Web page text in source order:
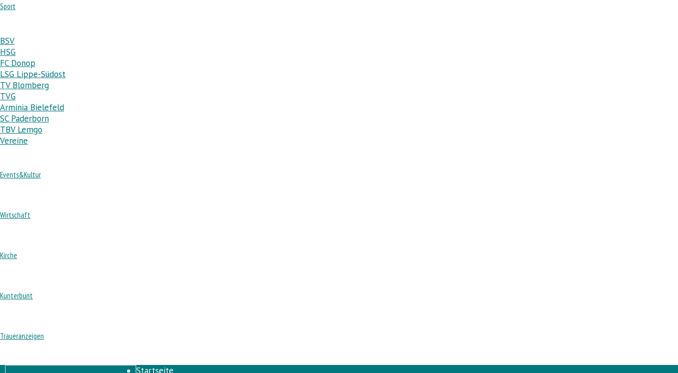
Sport
BSV
HSG
FC Donop
LSG Lippe-Südost
TV Blomberg
TVG
Arminia Bielefeld
SC Paderborn
TBV Lemgo
Vereine
Events&Kultur
Wirtschaft
Kirche
Kunterbunt
Traueranzeigen
Startseite